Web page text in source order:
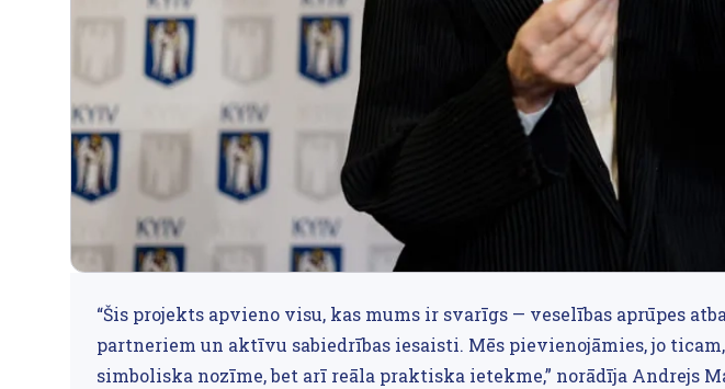
“Šis projekts apvieno visu, kas mums ir svarīgs — veselības aprūpes
partneriem un aktīvu sabiedrības iesaisti. Mēs pievienojāmies, jo
simboliska nozīme, bet arī reāla praktiska ietekme,” norādīja Andrejs